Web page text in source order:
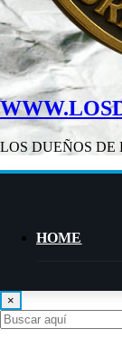
LOS DUEÑOS
HOME
×